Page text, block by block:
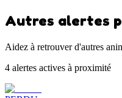
Autres alertes
Aidez à retrouver d'autres
4 alertes actives à proximité